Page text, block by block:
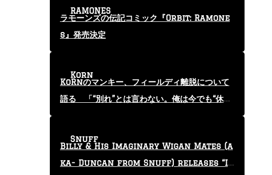
ラモーンズの伝記コミック『Orbit: Ramone
s』発売決定
RAMONES
KoRnのマンキー、フィールディ離脱について
語る 「“別れ”とは言わない。俺は今でも“休
Korn
Billy & His Imaginary Wigan Mates (a
ka- Duncan from Snuff) releases “I
Snuff